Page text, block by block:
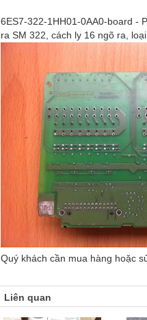
6ES7-322-1HH01-0AA0-board -
ra SM 322, cách ly 16 ngõ ra,
Quý khách cần mua hàng hoặc
Liên quan